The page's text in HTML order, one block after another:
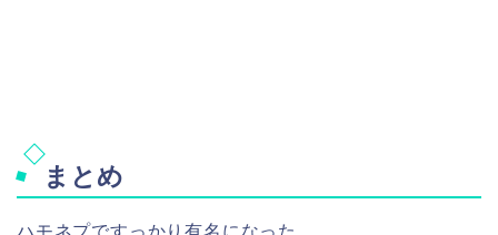
まとめ
ハモネプですっかり有名になった